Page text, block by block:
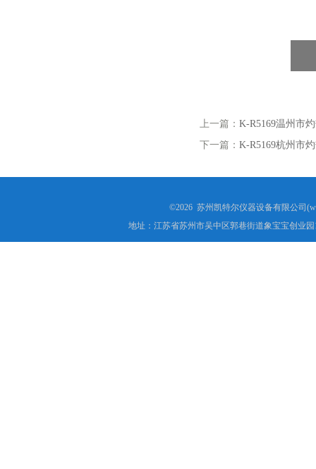
上一篇： K-R5169温州市
下一篇： K-R5169杭州市
©2026 苏州凯特尔仪器设备有限公司
地址：江苏省苏州市吴中区郭巷街道象宝宝创业